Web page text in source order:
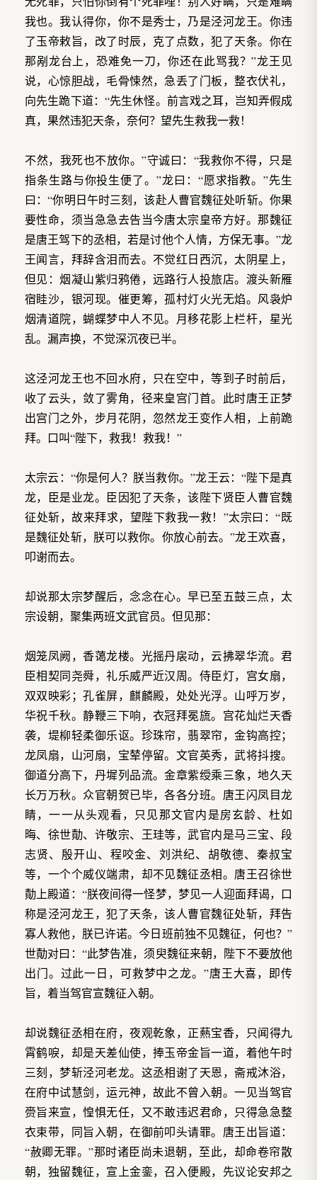
我也。我认得你，你不是秀士，乃是泾河龙王。你违
了玉帝敕旨，改了时辰，克了点数，犯了天条。你在
那剐龙台上，恐难免一刀，你还在此骂我？”龙王见
说，心惊胆战，毛骨悚然，急丢了门板，整衣伏礼，
向先生跪下道：“先生休怪。前言戏之耳，岂知弄假成
真，果然违犯天条，奈何？望先生救我一救！
不然，我死也不放你。”守诚曰：“我救你不得，只是
指条生路与你投生便了。”龙曰：“愿求指教。”先生
曰：“你明日午时三刻，该赴人曹官魏征处听斩。你果
要性命，须当急急去告当今唐太宗皇帝方好。那魏征
是唐王驾下的丞相，若是讨他个人情，方保无事。”龙
王闻言，拜辞含泪而去。不觉红日西沉，太阴星上，
但见：烟凝山紫归鸦倦，远路行人投旅店。渡头新雁
宿眭沙，银河现。催更筹，孤村灯火光无焰。风袅炉
烟清道院，蝴蝶梦中人不见。月移花影上栏杆，星光
乱。漏声换，不觉深沉夜已半。
这泾河龙王也不回水府，只在空中，等到子时前后，
收了云头，敛了雾角，径来皇宫门首。此时唐王正梦
出宫门之外，步月花阴，忽然龙王变作人相，上前跪
拜。口叫“陛下，救我！救我！”
太宗云：“你是何人？朕当救你。”龙王云：“陛下是真
龙，臣是业龙。臣因犯了天条，该陛下贤臣人曹官魏
征处斩，故来拜求，望陛下救我一救！”太宗曰：“既
是魏征处斩，朕可以救你。你放心前去。”龙王欢喜，
叩谢而去。
却说那太宗梦醒后，念念在心。早已至五鼓三点，太
宗设朝，聚集两班文武官员。但见那：
烟笼凤阙，香蔼龙楼。光摇丹扆动，云拂翠华流。君
臣相契同尧舜，礼乐威严近汉周。侍臣灯，宫女扇，
双双映彩；孔雀屏，麒麟殿，处处光浮。山呼万岁，
华祝千秋。静鞭三下响，衣冠拜冕旒。宫花灿烂天香
袭，堤柳轻柔御乐讴。珍珠帘，翡翠帘，金钩高控；
龙凤扇，山河扇，宝辇停留。文官英秀，武将抖搜。
御道分高下，丹墀列品流。金章紫绶乘三象，地久天
长万万秋。众官朝贺已毕，各各分班。唐王闪凤目龙
睛，一一从头观看，只见那文官内是房玄龄、杜如
晦、徐世勣、许敬宗、王珪等，武官内是马三宝、段
志贤、殷开山、程咬金、刘洪纪、胡敬德、秦叔宝
等，一个个威仪端肃，却不见魏征丞相。唐王召徐世
勣上殿道：“朕夜间得一怪梦，梦见一人迎面拜谒，口
称是泾河龙王，犯了天条，该人曹官魏征处斩，拜告
寡人救他，朕已许诺。今日班前独不见魏征，何也？”
世勣对曰：“此梦告准，须臾魏征来朝，陛下不要放他
出门。过此一日，可救梦中之龙。”唐王大喜，即传
旨，着当驾官宣魏征入朝。
却说魏征丞相在府，夜观乾象，正爇宝香，只闻得九
霄鹤唳，却是天差仙使，捧玉帝金旨一道，着他午时
三刻，梦斩泾河老龙。这丞相谢了天恩，斋戒沐浴，
在府中试慧剑，运元神，故此不曾入朝。一见当驾官
赍旨来宣，惶惧无任，又不敢违迟君命，只得急急整
衣束带，同旨入朝，在御前叩头请罪。唐王出旨道：
“赦卿无罪。”那时诸臣尚未退朝，至此，却命卷帘散
朝，独留魏征，宣上金銮，召入便殿，先议论安邦之